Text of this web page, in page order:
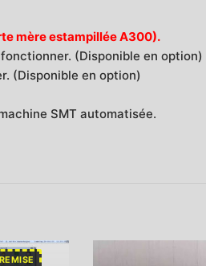
mère estampillée A300).
(Disponible en option)
(Disponible en option)
SMT automatisée.